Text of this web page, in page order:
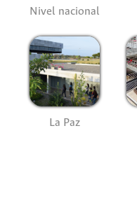
Nivel nacional
La Paz